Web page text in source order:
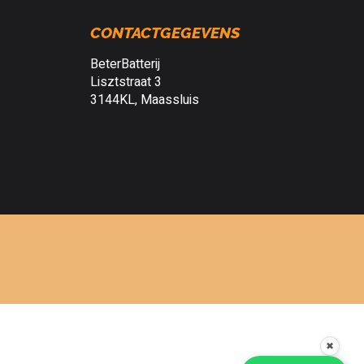
CONTACTGEGEVENS
BeterBatterij
Lisztstraat 3
3144KL, Maassluis
✖